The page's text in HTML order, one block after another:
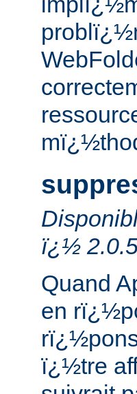
ï¿½
Quand
en
ï¿½tre